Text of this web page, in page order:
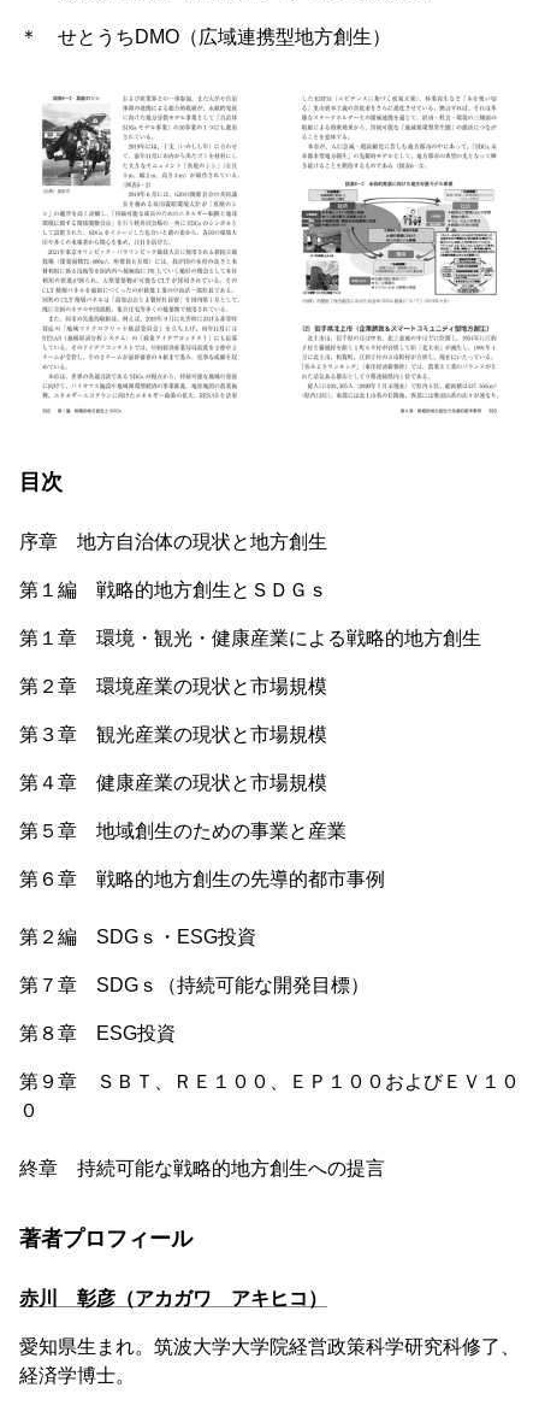
＊ せとうちDMO（広域連携型地方創生）
目次
序章 地方自治体の現状と地方創生
第１編 戦略的地方創生とＳＤＧｓ
第１章 環境・観光・健康産業による戦略的地方創生
第２章 環境産業の現状と市場規模
第３章 観光産業の現状と市場規模
第４章 健康産業の現状と市場規模
第５章 地域創生のための事業と産業
第６章 戦略的地方創生の先導的都市事例
第２編 SDGｓ・ESG投資
第７章 SDGｓ（持続可能な開発目標）
第８章 ESG投資
第９章 ＳＢＴ、ＲＥ１００、ＥＰ１００およびＥＶ１０
０
終章 持続可能な戦略的地方創生への提言
著者プロフィール
赤川 彰彦（アカガワ アキヒコ）
愛知県生まれ。筑波大学大学院経営政策科学研究科修了、
経済学博士。